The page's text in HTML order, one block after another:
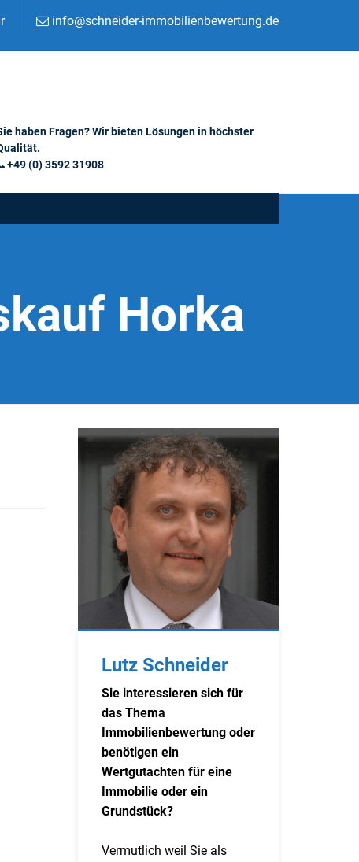
info@schneider-immobilienbewertung.de
haben Fragen? Wir bieten Lösungen in höchster
+49 (0) 3592 31908
Horka
Lutz Schneider
Sie interessieren sich für
das Thema
Immobilienbewertung oder
benötigen ein
Wertgutachten für eine
Immobilie oder ein
Grundstück?
Vermutlich weil Sie als